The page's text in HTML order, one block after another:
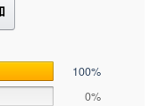
100%
0%